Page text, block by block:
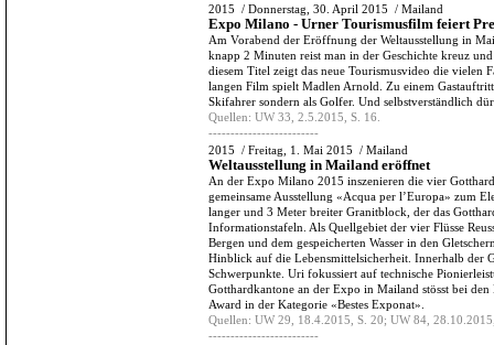
2015 / Donnerstag, 30. April 2015 / Mailand
Expo Milano - Urner Tourismusfilm feiert
Am Vorabend der Eröffnung der Weltausstellung in
knapp 2 Minuten reist man in der Geschichte kreuz
diesem Titel zeigt das neue Tourismusvideo die
langen Film spielt Madlen Arnold. Zu einem
Skifahrer sondern als Golfer. Und selbstverständlich
Quellen: UW 33, 2.5.2015, S. 16.
-------------------------
2015 / Freitag, 1. Mai 2015 / Mailand
Weltausstellung in Mailand eröffnet
An der Expo Milano 2015 inszenieren die vier
gemeinsame Ausstellung «Acqua per l’Europa» zum
langer und 3 Meter breiter Granitblock, der das
Informationstafeln. Als Quellgebiet der vier Flüsse
Bergen und dem gespeicherten Wasser in den
Hinblick auf die Lebensmittelsicherheit. Innerhalb der
Schwerpunkte. Uri fokussiert auf technische
Gotthardkantone an der Expo in Mailand stösst bei
Award in der Kategorie «Bestes Exponat».
Quellen: UW 29, 18.4.2015, S. 20; UW 84,
-------------------------